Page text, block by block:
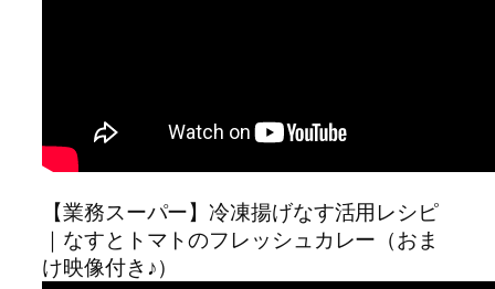
【業務スーパー】冷凍揚げなす活用レシピ
｜なすとトマトのフレッシュカレー（おま
け映像付き♪）